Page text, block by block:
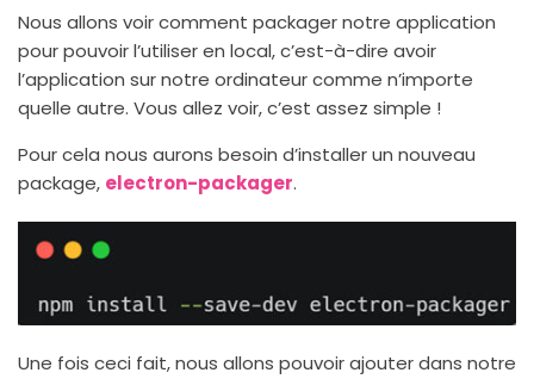
Nous allons voir comment packager notre application
pour pouvoir l’utiliser en local, c’est-à-dire avoir
l’application sur notre ordinateur comme n’importe
quelle autre. Vous allez voir, c’est assez simple !
Pour cela nous aurons besoin d’installer un nouveau
package, electron-packager.
Une fois ceci fait, nous allons pouvoir ajouter dans notre